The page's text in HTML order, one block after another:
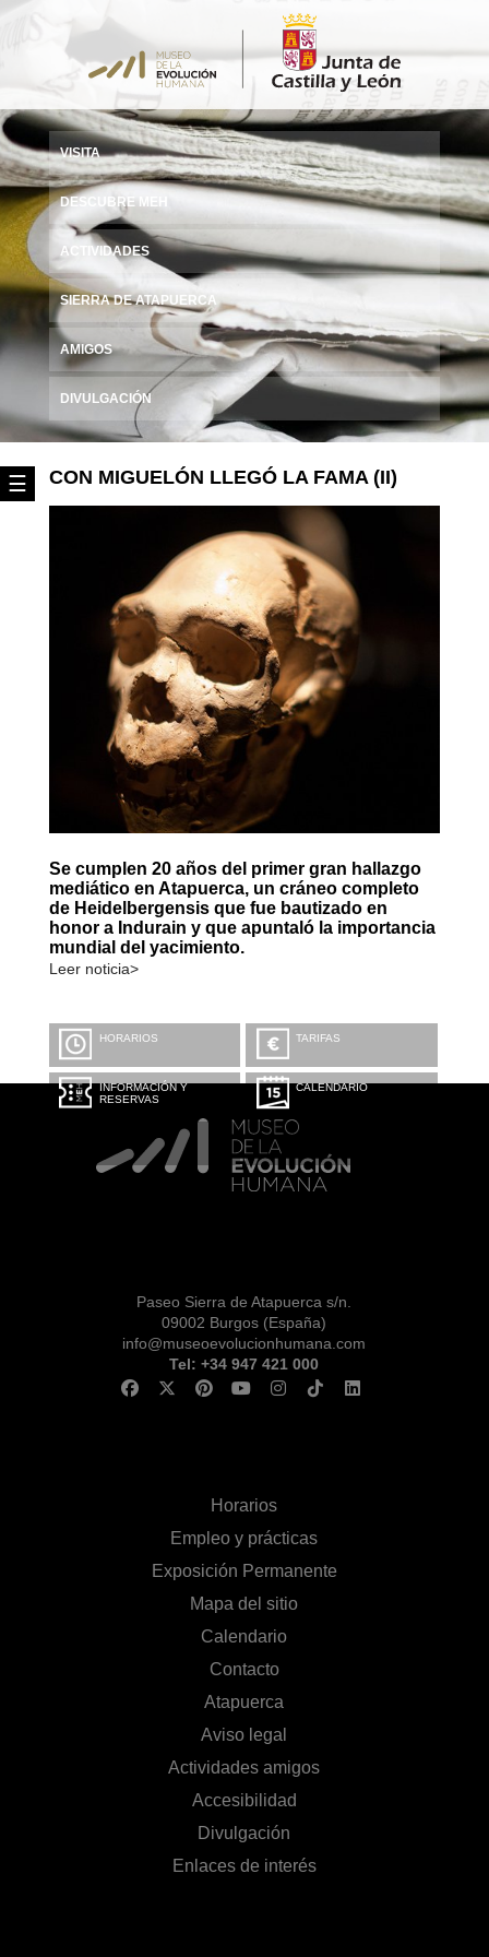
☰
VISITA
DESCUBRE MEH
ACTIVIDADES
SIERRA DE ATAPUERCA
AMIGOS
DIVULGACIÓN
CON MIGUELÓN LLEGÓ LA FAMA (II)
Se cumplen 20 años del primer gran hallazgo
mediático en Atapuerca, un cráneo completo
de Heidelbergensis que fue bautizado en
honor a Indurain y que apuntaló la importancia
mundial del yacimiento.
Leer noticia>
HORARIOS TARIFAS
INFORMACIÓN Y
RESERVAS
CALENDARIO
Paseo Sierra de Atapuerca s/n.
09002 Burgos (España)
info@museoevolucionhumana.com
Tel: +34 947 421 000
Horarios
Empleo y prácticas
Exposición Permanente
Mapa del sitio
Calendario
Contacto
Atapuerca
Aviso legal
Actividades amigos
Accesibilidad
Divulgación
Enlaces de interés